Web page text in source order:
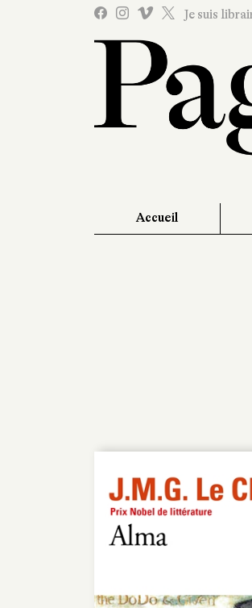
Je suis
Accueil